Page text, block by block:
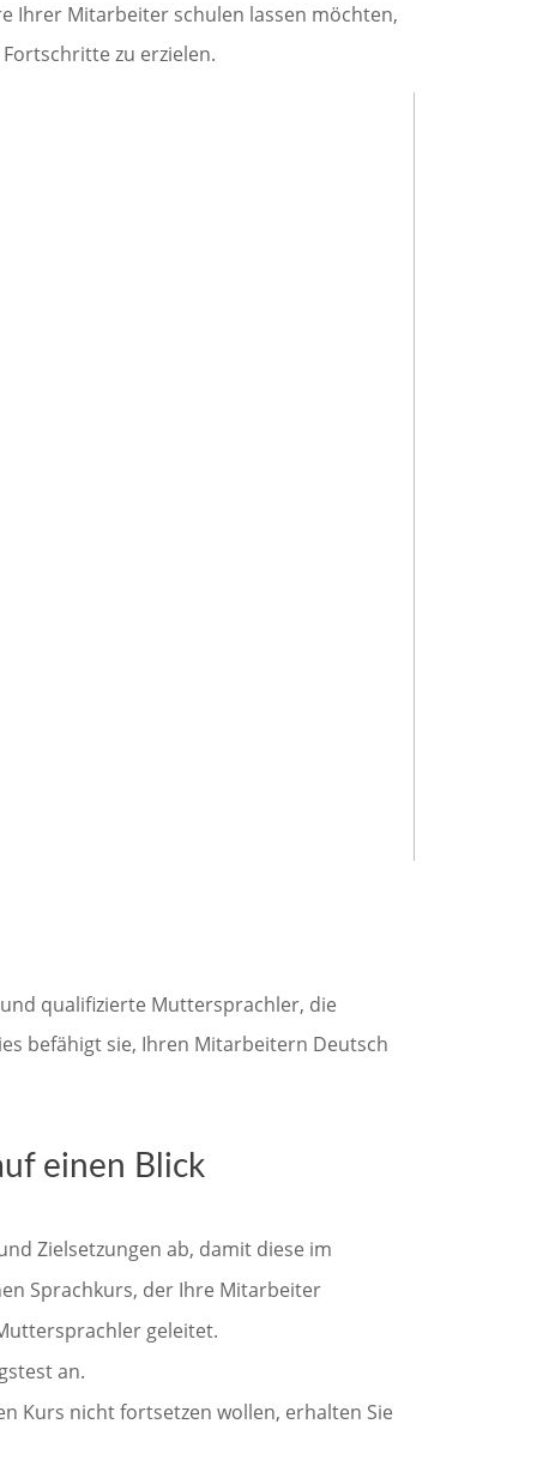
Ihrer Mitarbeiter schulen lassen möchten,
zu erzielen.
qualifizierte Muttersprachler, die
befähigt sie, Ihren Mitarbeitern Deutsch
einen Blick
Zielsetzungen ab, damit diese im
Sprachkurs, der Ihre Mitarbeiter
geleitet.
an.
Kurs nicht fortsetzen wollen, erhalten Sie